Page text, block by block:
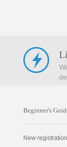
Beginner's
New registration